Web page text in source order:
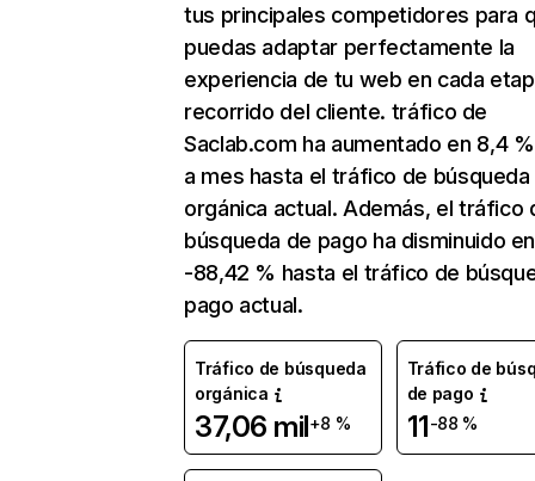
tus principales competidores para
puedas adaptar perfectamente la
experiencia de tu web en cada
recorrido del cliente. tráfico de
Saclab.com ha aumentado en 8,4
a mes hasta el tráfico de búsqueda
orgánica actual. Además, el tráfico
búsqueda de pago ha disminuido en
-88,42 % hasta el tráfico de
pago actual.
Tráfico de búsqueda
orgánica
37,06 mil+8 %
Tráfico de
de pago
11-88 %